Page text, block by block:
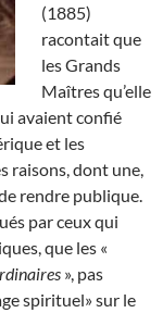
(1885)
racontait que
les Grands
Maîtres qu’elle
avaient confié
et les
raisons, dont une,
rendre publique.
par ceux qui
que les «
», pas
spirituel» sur le